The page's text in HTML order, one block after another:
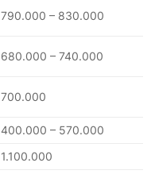
790.000 – 830.000
680.000 – 740.000
700.000
400.000 – 570.000
1.100.000